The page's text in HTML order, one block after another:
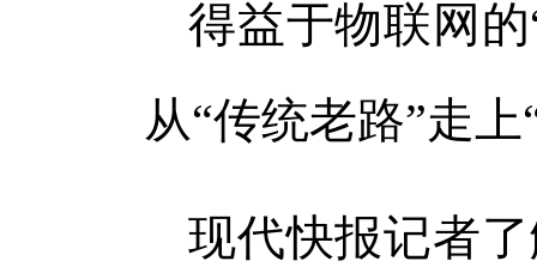
得益于物联网
从“传统老路”走
现代快报记者